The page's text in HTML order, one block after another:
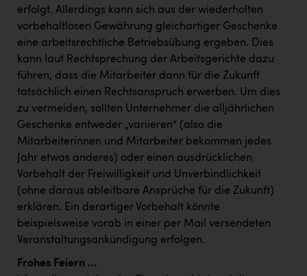
erfolgt. Allerdings kann sich aus der wiederholten
vorbehaltlosen Gewährung gleichartiger Geschenke
eine arbeitsrechtliche Betriebsübung ergeben. Dies
kann laut Rechtsprechung der Arbeitsgerichte dazu
führen, dass die Mitarbeiter dann für die Zukunft
tatsächlich einen Rechtsanspruch erwerben. Um dies
zu vermeiden, sollten Unternehmer die alljährlichen
Geschenke entweder „variieren“ (also die
Mitarbeiterinnen und Mitarbeiter bekommen jedes
Jahr etwas anderes) oder einen ausdrücklichen
Vorbehalt der Freiwilligkeit und Unverbindlichkeit
(ohne daraus ableitbare Ansprüche für die Zukunft)
erklären. Ein derartiger Vorbehalt könnte
beispielsweise vorab in einer per Mail versendeten
Veranstaltungsankündigung erfolgen.
Frohes Feiern …